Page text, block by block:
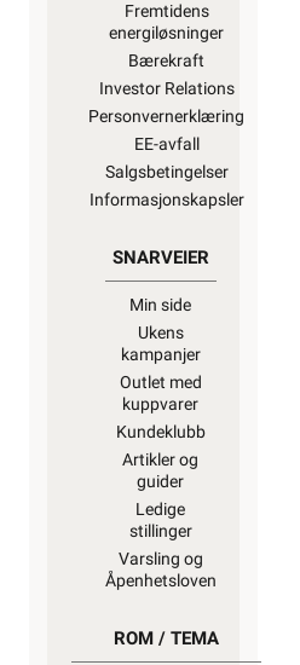
Fremtidens
energiløsninger
Bærekraft
Investor Relations
Personvernerklæring
EE-avfall
Salgsbetingelser
Informasjonskapsler
SNARVEIER
Min side
Ukens
kampanjer
Outlet med
kuppvarer
Kundeklubb
Artikler og
guider
Ledige
stillinger
Varsling og
Åpenhetsloven
ROM / TEMA